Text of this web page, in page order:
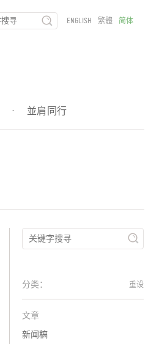
· 並肩同行
ENGLISH 繁體 简体
分类： 重设
文章
新闻稿